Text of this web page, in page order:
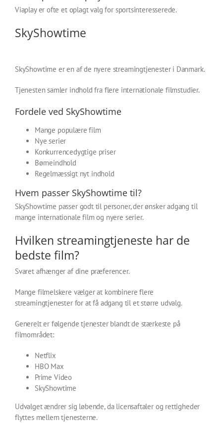
Viaplay er ofte et oplagt valg for sportsinteresserede.
SkyShowtime
SkyShowtime er en af de nyere streamingtjenester i Danmark.
Tjenesten samler indhold fra flere internationale filmstudier.
Fordele ved SkyShowtime
Mange populære film
Nye serier
Konkurrencedygtige priser
Børneindhold
Regelmæssigt nyt indhold
Hvem passer SkyShowtime til?
SkyShowtime passer godt til personer, der ønsker adgang til
mange internationale film og nyere serier.
Hvilken streamingtjeneste har de
bedste film?
Svaret afhænger af dine præferencer.
Mange filmelskere vælger at kombinere flere
streamingtjenester for at få adgang til et større udvalg.
Generelt er følgende tjenester blandt de stærkeste på
filmområdet:
Netflix
HBO Max
Prime Video
SkyShowtime
Udvalget ændrer sig løbende, da licensaftaler og rettigheder
flyttes mellem tjenesterne.